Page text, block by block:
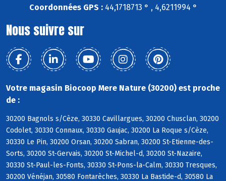
Coordonnées GPS :44,1718713 ° , 4,6211994 °
Nous suivre sur
Votre magasin Biocoop Mere Nature (30200) est proche
de :
30200 Bagnols s/Cèze, 30330 Cavillargues, 30200 Chusclan, 30200
Codolet, 30330 Connaux, 30330 Gaujac, 30200 La Roque s/Cèze,
30330 Le Pin, 30200 Orsan, 30200 Sabran, 30200 St-Etienne-des-
Sorts, 30200 St-Gervais, 30200 St-Michel-d, 30200 St-Nazaire,
30330 St-Paul-les-Fonts, 30330 St-Pons-la-Calm, 30330 Tresques,
30200 Vénéjan, 30580 Fontarèches, 30330 La Bastide-d, 30580 La